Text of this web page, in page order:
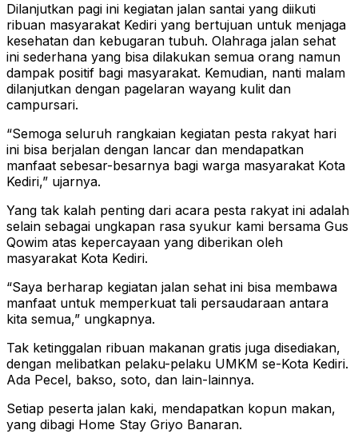
Dilanjutkan pagi ini kegiatan jalan santai yang diikuti
ribuan masyarakat Kediri yang bertujuan untuk menjaga
kesehatan dan kebugaran tubuh. Olahraga jalan sehat
ini sederhana yang bisa dilakukan semua orang namun
dampak positif bagi masyarakat. Kemudian, nanti malam
dilanjutkan dengan pagelaran wayang kulit dan
campursari.
“Semoga seluruh rangkaian kegiatan pesta rakyat hari
ini bisa berjalan dengan lancar dan mendapatkan
manfaat sebesar-besarnya bagi warga masyarakat Kota
Kediri,” ujarnya.
Yang tak kalah penting dari acara pesta rakyat ini adalah
selain sebagai ungkapan rasa syukur kami bersama Gus
Qowim atas kepercayaan yang diberikan oleh
masyarakat Kota Kediri.
“Saya berharap kegiatan jalan sehat ini bisa membawa
manfaat untuk memperkuat tali persaudaraan antara
kita semua,” ungkapnya.
Tak ketinggalan ribuan makanan gratis juga disediakan,
dengan melibatkan pelaku-pelaku UMKM se-Kota Kediri.
Ada Pecel, bakso, soto, dan lain-lainnya.
Setiap peserta jalan kaki, mendapatkan kopun makan,
yang dibagi Home Stay Griyo Banaran.